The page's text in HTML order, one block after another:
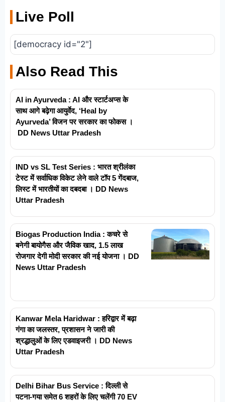
Live Poll
[democracy id="2"]
Also Read This
AI in Ayurveda : AI और स्टार्टअप्स के
साथ आगे बढ़ेगा आयुर्वेद, ‘Heal by
Ayurveda’ विजन पर सरकार का फोकस ।
DD News Uttar Pradesh
IND vs SL Test Series : भारत श्रीलंका
टेस्ट में सर्वाधिक विकेट लेने वाले टॉप 5 गेंदबाज,
लिस्ट में भारतीयों का दबदबा । DD News
Uttar Pradesh
Biogas Production India : कचरे से
बनेगी बायोगैस और जैविक खाद, 1.5 लाख
रोजगार देगी मोदी सरकार की नई योजना । DD
News Uttar Pradesh
Kanwar Mela Haridwar : हरिद्वार में बढ़ा
गंगा का जलस्तर, प्रशासन ने जारी की
श्रद्धालुओं के लिए एडवाइजरी । DD News
Uttar Pradesh
Delhi Bihar Bus Service : दिल्ली से
पटना-गया समेत 6 शहरों के लिए चलेंगी 70 EV